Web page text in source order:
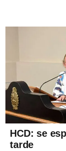
HCD: se
tarde